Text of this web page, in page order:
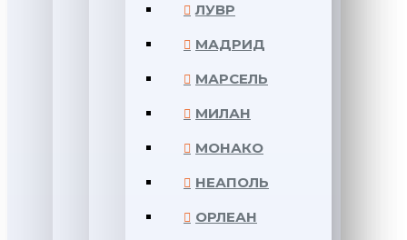
ЛУВР
МАДРИД
МАРСЕЛЬ
МИЛАН
МОНАКО
НЕАПОЛЬ
ОРЛЕАН